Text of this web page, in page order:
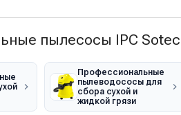
пылесосы IPC
Профессиональные
пылеводососы для
сбора сухой и
жидкой грязи